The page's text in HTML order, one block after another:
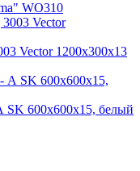
WO310
Vector 1200x300x13
600x600x15, белый